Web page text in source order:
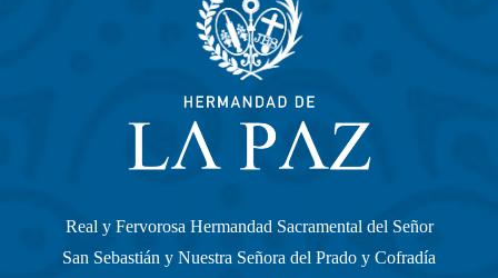
Real y Fervorosa Hermandad Sacramental del Señor
San Sebastián y Nuestra Señora del Prado y Cofradía